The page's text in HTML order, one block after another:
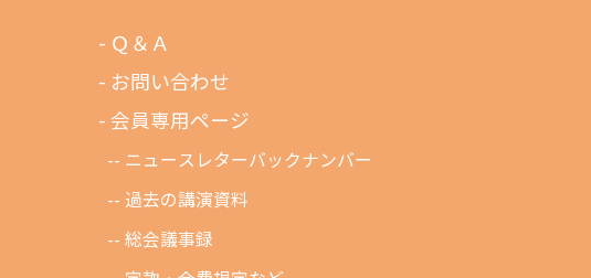
Ｑ＆Ａ
お問い合わせ
会員専用ページ
ニュースレターバックナンバー
過去の講演資料
総会議事録